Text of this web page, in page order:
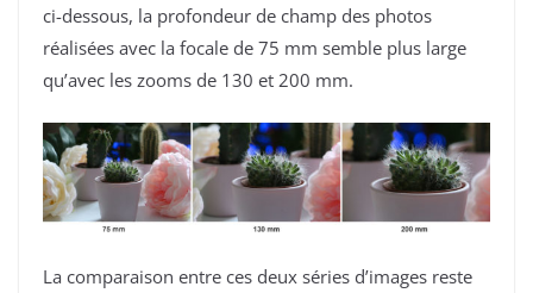
ci-dessous, la profondeur de champ des photos
réalisées avec la focale de 75 mm semble plus large
qu’avec les zooms de 130 et 200 mm.
La comparaison entre ces deux séries d’images reste